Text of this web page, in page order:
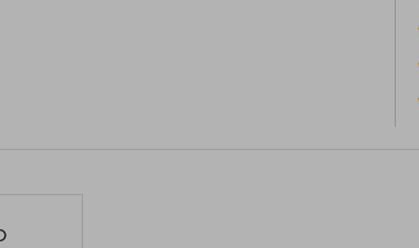
A lo largo de su carrera ha ganado